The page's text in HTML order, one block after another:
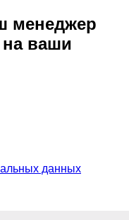
менеджер
на ваши
данных